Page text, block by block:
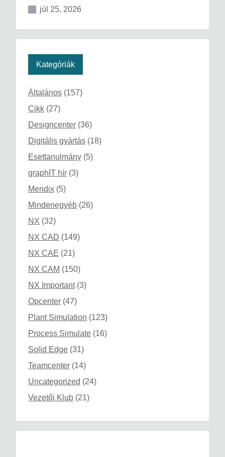
júl 25, 2026
Kategóriák
Általános (157)
Cikk (27)
Designcenter (36)
Digitális gyártás (18)
Esettanulmány (5)
graphIT hír (3)
Mendix (5)
Mindenegyéb (26)
NX (32)
NX CAD (149)
NX CAE (21)
NX CAM (150)
NX Important(3)
Opcenter (47)
Plant Simulation (123)
Process Simulate (16)
Solid Edge (31)
Teamcenter (14)
Uncategorized (24)
Vezetői Klub (21)